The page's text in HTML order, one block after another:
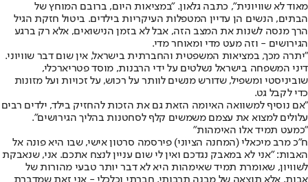
מאוד לא שוויונית", כתבה גלאון. "במציאות היום, ברובם המוחץ של
הבתים, הנשים הן עדיין המטפלות העיקריות בילדים. ביטול חזקת הגיל
הרך מנסה לשנות את המצב הזה, אבל לא בזמן הנישואים, אלא רק ברגע
הגירושים - וזה מעט מדי ומאוחר מדי.
"יתרה מכך, במציאות המשפטית והחברתית בישראל, אין שום דבר שוויוני.
דיני המשפחה בישראל נשלטים על ידי הרבנות, מוסד פטריארכלי,
שוביניסטי ומשפיל, שדורש מנשים לוותר על רכוש, על זכויות ועל מזונות
כדי לקבל גט.
"אם נוסיף למשוואה האיומה הזאת גם את הזכות להחזיק בילד, ילדים רבים
עלולים למצוא את עצמם משמשים קלף לסחטנות בהליך הגירושים".
"כמעט תמיד אלו האימהות"
ח"כ מרב מיכאלי (המחנה הציוני) פירסמה סרטון אישי, שבו היא פונה אל
האבות: "אני לא במאבק נגדכם ואין לי שום עניין לנצח אתכם. אני, שנאבקת
לשוויון, שאומרת תמיד שאימהות היא לא דבר יותר טבעי מהורות של
אבות, אלא תוצאה של מבנה תרבותי, חברתי וכלכלי - אני זאת שמדברת